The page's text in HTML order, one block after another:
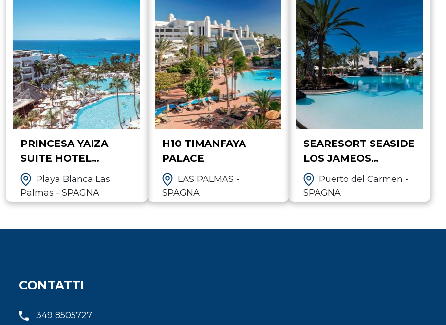
PRINCESA YAIZA
SUITE HOTEL
RESORT -
LANZAROTE
Playa Blanca Las
Palmas - SPAGNA
H10 TIMANFAYA
PALACE
LAS PALMAS -
SPAGNA
SEARESORT SEASIDE
LOS JAMEOS
LANZAROTE
Puerto del Carmen -
SPAGNA
CONTATTI
349 8505727